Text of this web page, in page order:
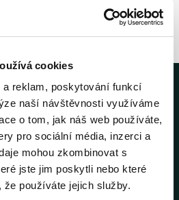
cookies
a reklam, poskytování funkcí
naší návštěvnosti využíváme
o tom, jak náš web používáte,
pro sociální média, inzerci a
mohou zkombinovat s
jste jim poskytli nebo které
používáte jejich služby.
1 2